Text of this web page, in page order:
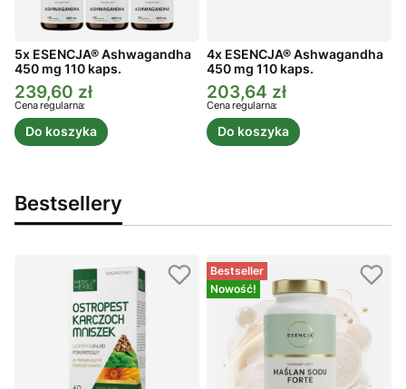
5x ESENCJA® Ashwagandha
450 mg 110 kaps.
Cena promocyjna
239,60 zł
Cena regularna:
Do koszyka
4x ESENCJA® Ashwagandha
450 mg 110 kaps.
Cena promocyjna
203,64 zł
Cena regularna:
Do koszyka
Bestsellery
Bestseller
Nowość!